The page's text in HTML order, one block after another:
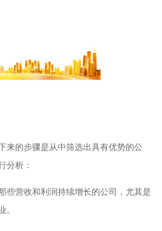
来的步骤是从中筛选出具有优势的公
分析：
些营收和利润持续增长的公司，尤其是
。